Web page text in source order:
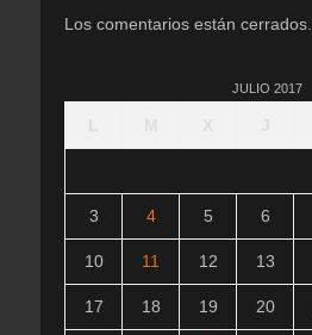
Los comentarios están cerrados.
JULIO 2017
3 4 5 6
10 11 12 13
17 18 19 20